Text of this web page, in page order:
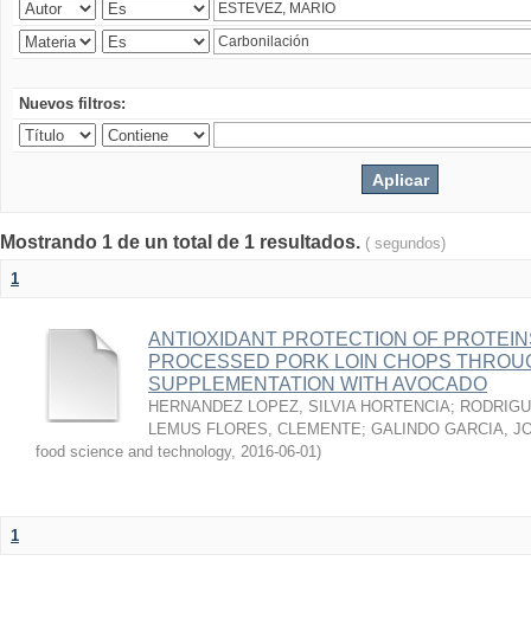
Nuevos filtros:
Mostrando 1 de un total de 1 resultados. ( segundos)
1
ANTIOXIDANT PROTECTION OF
PROCESSED PORK LOIN CHOPS
SUPPLEMENTATION WITH AVOCADO
HERNANDEZ LOPEZ, SILVIA HORTENCIA;
LEMUS FLORES, CLEMENTE; GALINDO GARCIA,
food science and technology, 2016-06-01)
1